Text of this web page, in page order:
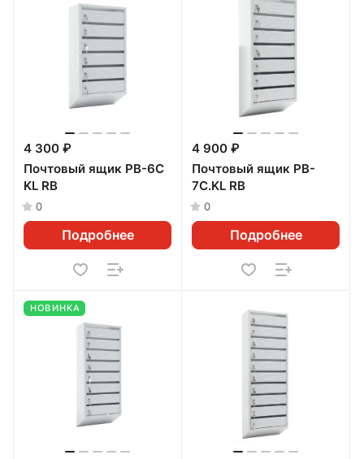
4 300 ₽
Почтовый ящик PB-6C
KL RВ
0
Подробнее
4 900 ₽
Почтовый ящик PB-
7C.KL RВ
0
Подробнее
НОВИНКА